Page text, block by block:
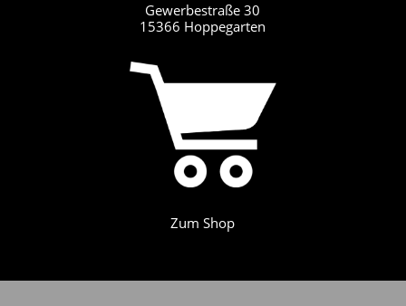
Gewerbestraße 30
15366 Hoppegarten
Zum Shop